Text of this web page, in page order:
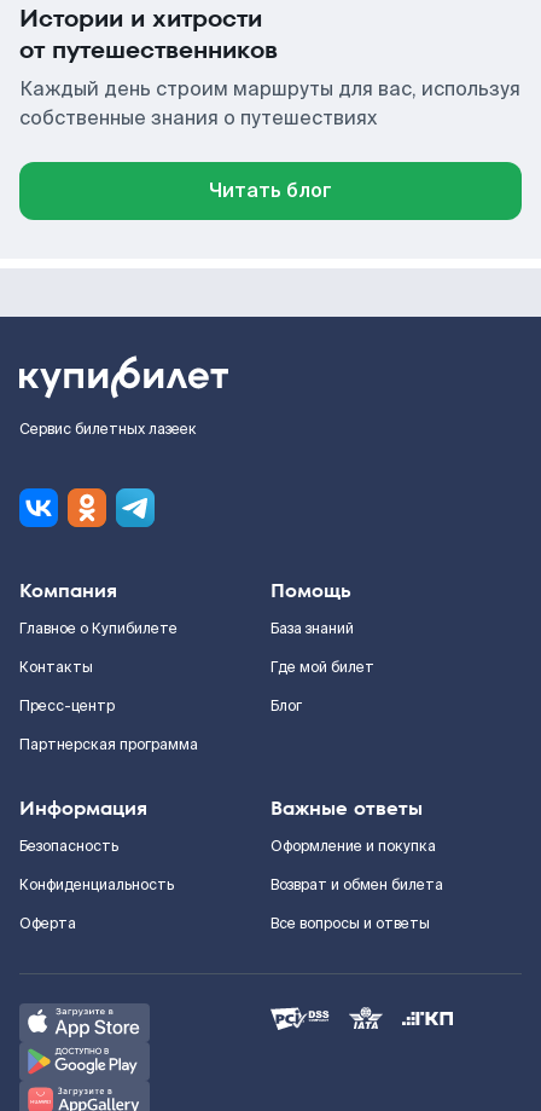
Истории и хитрости
от путешественников
Каждый день строим маршруты для вас, используя
собственные знания о путешествиях
Читать блог
Сервис билетных лазеек
Компания
Главное о Купибилете
Контакты
Пресс-центр
Партнерская программа
Помощь
База знаний
Где мой билет
Блог
Информация
Безопасность
Конфиденциальность
Оферта
Важные ответы
Оформление и покупка
Возврат и обмен билета
Все вопросы и ответы